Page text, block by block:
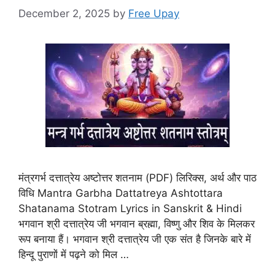
December 2, 2025 by Free Upay
मंत्रगर्भ दत्तात्रेय अष्टोत्तर शतनाम (PDF) लिरिक्स, अर्थ और पाठ
विधि Mantra Garbha Dattatreya Ashtottara
Shatanama Stotram Lyrics in Sanskrit & Hindi
भगवान श्री दत्तात्रेय जी भगवान ब्रह्मा, विष्णु और शिव के मिलकर
रूप बनाया हैं। भगवान श्री दत्तात्रेय जी एक संत है जिनके बारे में
हिन्दू पुराणों में पढ़ने को मिल …